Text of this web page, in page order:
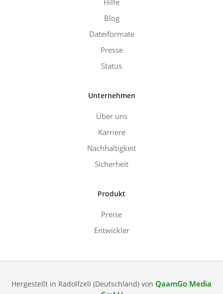
Hilfe
Blog
Dateiformate
Presse
Status
Unternehmen
Über uns
Karriere
Nachhaltigkeit
Sicherheit
Produkt
Preise
Entwickler
Hergestellt in Radolfzell (Deutschland) von QaamGo Media